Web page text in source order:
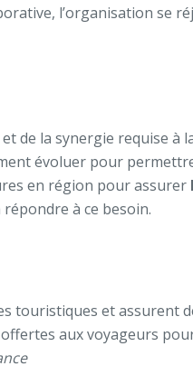
l’organisation se
de la synergie requise
évoluer pour
en région pour assurer
à ce besoin.
touristiques et assurent
aux voyageurs